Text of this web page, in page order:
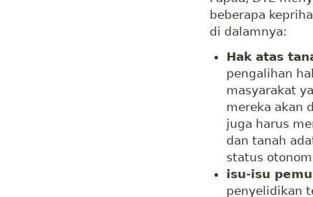
beberapa
di dalamnya:
Hak atas
pengalihan
masyarakat
mereka akan
juga harus
dan tanah
status
isu-isu
penyelidikan